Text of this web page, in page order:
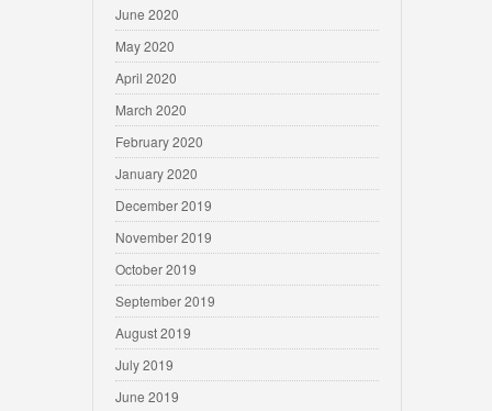
June 2020
May 2020
April 2020
March 2020
February 2020
January 2020
December 2019
November 2019
October 2019
September 2019
August 2019
July 2019
June 2019